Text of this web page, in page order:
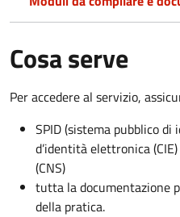
Cosa serve
Per accedere al servizio,
SPID (sistema pubblico
d’identità elettronica
(CNS)
tutta la documentazione
della pratica.